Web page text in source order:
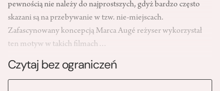
pewnością nie należy do najprostszych, gdyż bardzo często
skazani są na przebywanie w tzw. nie-miejscach.
Zafascynowany koncepcją Marca Augé reżyser wykorzystał
ten motyw w takich filmach…
Czytaj bez ograniczeń